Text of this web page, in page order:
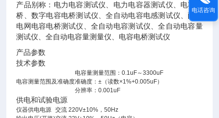
产品别称：电力电容测试仪、电力电容器测试仪、电容电
桥、数字电容电桥测试仪、全自动电容电感测试仪、配电
电网电容电桥测试仪、全自动电容测试仪、全自动电容量
测试仪、全自动电容量测量仪、电容电桥测试仪
产品参数
技术参数
电容测量范围及准确度
电容量测量范围：0.1uF～3300uF
准确度：±（读数×1%+0.005uF）
分辨率：0.001uF
供电和试验电源
仪器供电电源
交流 220V±10%，50Hz
电话咨询